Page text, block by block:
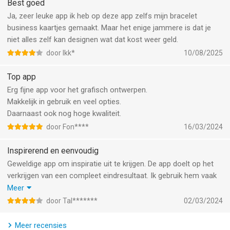
- Deel je logo's via e-mail of upload ze direct naar Facebook
*****
Lijst met functies
- Werkt op iPhone, iPad en iPod touch
- Ondersteuning voor iPad Pro, Apple Pencil en Apple Watch
- Multitasking ondersteuning op iPad Air 2 en nieuwer
- Werkt met liggend en staand beeld
- Meer dan 270 zorgvuldig gekozen Latijnse en niet-Latijnse
- Importeer je eigen afbeeldingen uit Fotobibliotheek
- Verplaats, wijzig grootte, draai, spiegel en verschuif objecten
- Vul tekst aan met logo's en afbeeldingen
- Voeg aangepaste afscheidingen aan je tekst toe
- Pas tekstafstand en arc aan
- Favoriet kleurenpalet
Best goed
Ja, zeer leuke app ik heb op deze app zelfs mijn bracelet
business kaartjes gemaakt. Maar het enige jammere is dat je
niet alles zelf kan designen wat dat kost weer geld.
door Ikk* 10/08/2025
Top app
Erg fijne app voor het grafisch ontwerpen.
Makkelijk in gebruik en veel opties.
Daarnaast ook nog hoge kwaliteit.
door Fon**** 16/03/2024
Inspirerend en eenvoudig
Geweldige app om inspiratie uit te krijgen. De app doelt op het
verkrijgen van een compleet eindresultaat. Ik gebruik hem vaak
als basis en werk hem binnen een ander grafisch programma
uit. Zeker de laatste veranderingen en aanvullingen zijn zeker
Meer
door Tal******* 02/03/2024
Meer recensies